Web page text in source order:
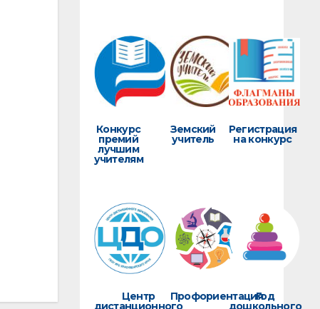
Конкурс
премий
лучшим
учителям
Земский
учитель
Регистрация
на конкурс
Центр
дистанционного
ПрофориентацияГод
дошкольного